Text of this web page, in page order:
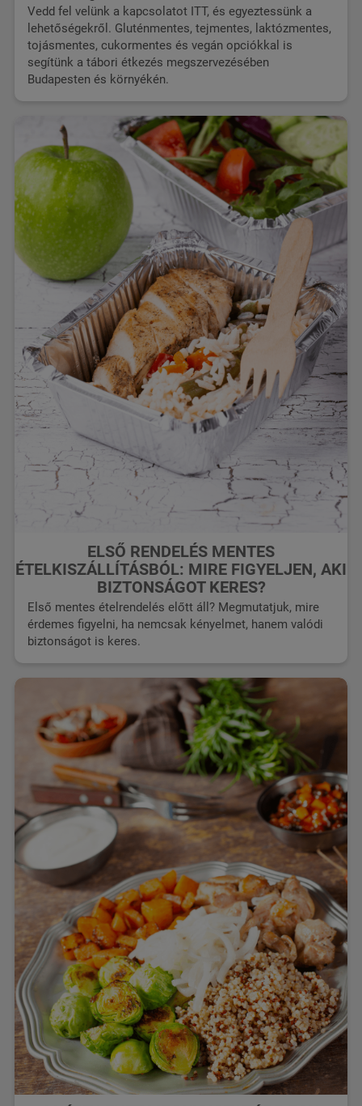
Vedd fel velünk a kapcsolatot ITT, és egyeztessünk a
lehetőségekről. Gluténmentes, tejmentes, laktózmentes,
tojásmentes, cukormentes és vegán opciókkal is
segítünk a tábori étkezés megszervezésében
Budapesten és környékén.
ELSŐ RENDELÉS MENTES
ÉTELKISZÁLLÍTÁSBÓL: MIRE FIGYELJEN, AKI
BIZTONSÁGOT KERES?
Első mentes ételrendelés előtt áll? Megmutatjuk, mire
érdemes figyelni, ha nemcsak kényelmet, hanem valódi
biztonságot is keres.